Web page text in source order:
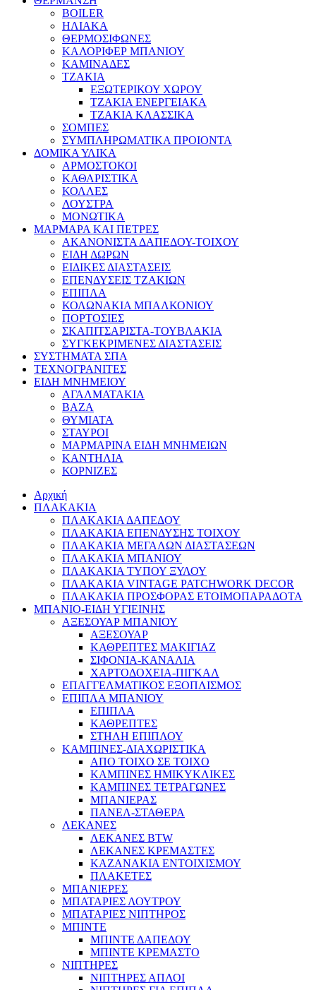
BOILER
ΗΛΙΑΚΑ
ΘΕΡΜΟΣΙΦΩΝΕΣ
ΚΑΛΟΡΙΦΕΡ ΜΠΑΝΙΟΥ
ΚΑΜΙΝΑΔΕΣ
ΤΖΑΚΙΑ
ΕΞΩΤΕΡΙΚΟΥ ΧΩΡΟΥ
ΤΖΑΚΙΑ ΕΝΕΡΓΕΙΑΚΑ
ΤΖΑΚΙΑ ΚΛΑΣΣΙΚΑ
ΣΟΜΠΕΣ
ΣΥΜΠΛΗΡΩΜΑΤΙΚΑ ΠΡΟΙΟΝΤΑ
ΔΟΜΙΚΑ ΥΛΙΚΑ
ΑΡΜΟΣΤΟΚΟΙ
ΚΑΘΑΡΙΣΤΙΚΑ
ΚΟΛΛΕΣ
ΛΟΥΣΤΡΑ
ΜΟΝΩΤΙΚΑ
ΜΑΡΜΑΡΑ ΚΑΙ ΠΕΤΡΕΣ
ΑΚΑΝΟΝΙΣΤΑ ΔΑΠΕΔΟΥ-ΤΟΙΧΟΥ
ΕΙΔΗ ΔΩΡΩΝ
ΕΙΔΙΚΕΣ ΔΙΑΣΤΑΣΕΙΣ
ΕΠΕΝΔΥΣΕΙΣ ΤΖΑΚΙΩΝ
ΕΠΙΠΛΑ
ΚΟΛΩΝΑΚΙΑ ΜΠΑΛΚΟΝΙΟΥ
ΠΟΡΤΟΣΙΕΣ
ΣΚΑΠΙΤΣΑΡΙΣΤΑ-ΤΟΥΒΛΑΚΙΑ
ΣΥΓΚΕΚΡΙΜΕΝΕΣ ΔΙΑΣΤΑΣΕΙΣ
ΣΥΣΤΗΜΑΤΑ ΣΠΑ
ΤΕΧΝΟΓΡΑΝΙΤΕΣ
ΕΙΔΗ ΜΝΗΜΕΙΟΥ
ΑΓΑΛΜΑΤΑΚΙΑ
ΒΑΖΑ
ΘΥΜΙΑΤΑ
ΣΤΑΥΡΟΙ
ΜΑΡΜΑΡΙΝΑ ΕΙΔΗ ΜΝΗΜΕΙΩΝ
ΚΑΝΤΗΛΙΑ
ΚΟΡΝΙΖΕΣ
Αρχική
ΠΛΑΚΑΚΙΑ
ΠΛΑΚΑΚΙΑ ΔΑΠΕΔΟΥ
ΠΛΑΚΑΚΙΑ ΕΠΕΝΔΥΣΗΣ ΤΟΙΧΟΥ
ΠΛΑΚΑΚΙΑ ΜΕΓΑΛΩΝ ΔΙΑΣΤΑΣΕΩΝ
ΠΛΑΚΑΚΙΑ ΜΠΑΝΙΟΥ
ΠΛΑΚΑΚΙΑ ΤΥΠΟΥ ΞΥΛΟΥ
ΠΛΑΚΑΚΙΑ VINTAGE PATCHWORK DECOR
ΠΛΑΚΑΚΙΑ ΠΡΟΣΦΟΡΑΣ ΕΤΟΙΜΟΠΑΡΑΔΟΤΑ
ΜΠΑΝΙΟ-ΕΙΔΗ ΥΓΙΕΙΝΗΣ
ΑΞΕΣΟΥΑΡ ΜΠΑΝΙΟΥ
ΑΞΕΣΟΥΑΡ
ΚΑΘΡΕΠΤΕΣ ΜΑΚΙΓΙΑΖ
ΣΙΦΟΝΙΑ-ΚΑΝΑΛΙΑ
ΧΑΡΤΟΔΟΧΕΙΑ-ΠΙΓΚΑΛ
ΕΠΑΓΓΕΛΜΑΤΙΚΟΣ ΕΞΟΠΛΙΣΜΟΣ
ΕΠΙΠΛΑ ΜΠΑΝΙΟΥ
ΕΠΙΠΛΑ
ΚΑΘΡΕΠΤΕΣ
ΣΤΗΛΗ ΕΠΙΠΛΟΥ
ΚΑΜΠΙΝΕΣ-ΔΙΑΧΩΡΙΣΤΙΚΑ
ΑΠΟ ΤΟΙΧΟ ΣΕ ΤΟΙΧΟ
ΚΑΜΠΙΝΕΣ ΗΜΙΚΥΚΛΙΚΕΣ
ΚΑΜΠΙΝΕΣ ΤΕΤΡΑΓΩΝΕΣ
ΜΠΑΝΙΕΡΑΣ
ΠΑΝΕΛ-ΣΤΑΘΕΡΑ
ΛΕΚΑΝΕΣ
ΛΕΚΑΝΕΣ BTW
ΛΕΚΑΝΕΣ ΚΡΕΜΑΣΤΕΣ
ΚΑΖΑΝΑΚΙΑ ΕΝΤΟΙΧΙΣΜΟΥ
ΠΛΑΚΕΤΕΣ
ΜΠΑΝΙΕΡΕΣ
ΜΠΑΤΑΡΙΕΣ ΛΟΥΤΡΟΥ
ΜΠΑΤΑΡΙΕΣ ΝΙΠΤΗΡΟΣ
ΜΠΙΝΤΕ
ΜΠΙΝΤΕ ΔΑΠΕΔΟΥ
ΜΠΙΝΤΕ ΚΡΕΜΑΣΤΟ
ΝΙΠΤΗΡΕΣ
ΝΙΠΤΗΡΕΣ ΑΠΛΟΙ